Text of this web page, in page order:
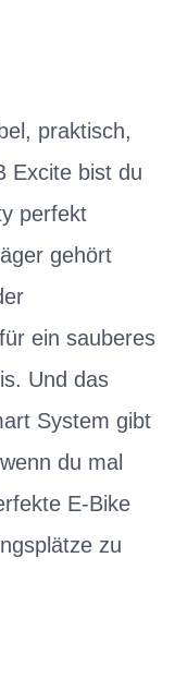
praktisch,
Excite bist du
perfekt
gehört
ein sauberes
Und das
System gibt
du mal
E-Bike
zu